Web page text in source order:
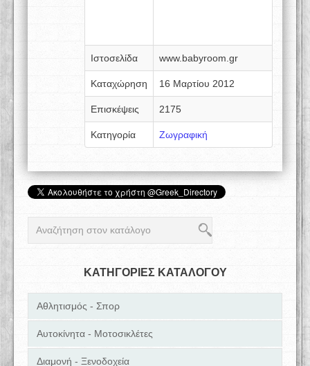
Ιστοσελίδα www.babyroom.gr
Καταχώρηση 16 Μαρτίου 2012
Επισκέψεις 2175
Κατηγορία Ζωγραφική
ΚΑΤΗΓΟΡΙΕΣ ΚΑΤΑΛΟΓΟΥ
Αθλητισμός - Σπορ
Αυτοκίνητα - Μοτοσικλέτες
Διαμονή - Ξενοδοχεία